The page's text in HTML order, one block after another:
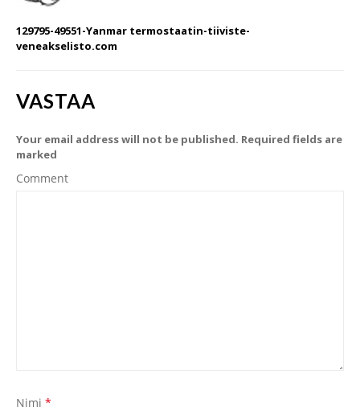
129795-49551-Yanmar termostaatin-tiiviste-
veneakselisto.com
VASTAA
Your email address will not be published. Required fields are
marked
Comment
Nimi *